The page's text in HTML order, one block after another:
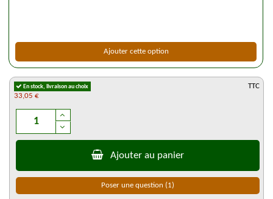
Ajouter cette option
En stock, livraison au choix
33,05 €
TTC
Ajouter au panier
Poser une question (1)